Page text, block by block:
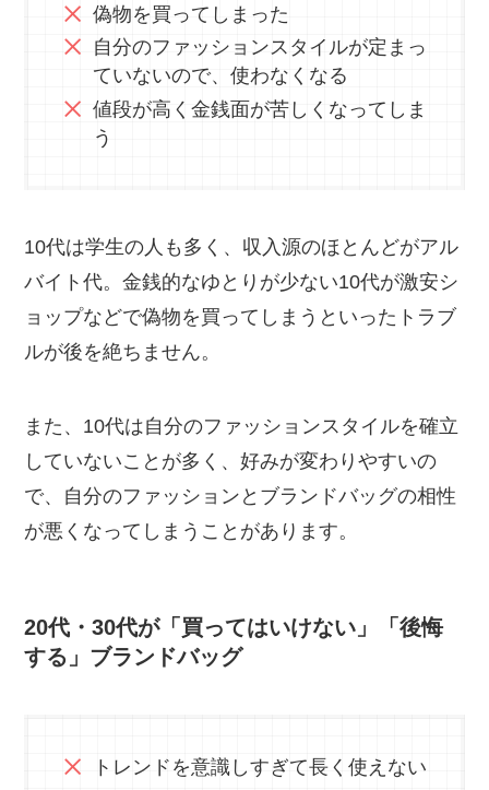
偽物を買ってしまった
自分のファッションスタイルが定まっ
ていないので、使わなくなる
値段が高く金銭面が苦しくなってしま
う
10代は学生の人も多く、収入源のほとんどがアル
バイト代。金銭的なゆとりが少ない10代が激安シ
ョップなどで偽物を買ってしまうといったトラブ
ルが後を絶ちません。
また、10代は自分のファッションスタイルを確立
していないことが多く、好みが変わりやすいの
で、自分のファッションとブランドバッグの相性
が悪くなってしまうことがあります。
20代・30代が「買ってはいけない」「後悔
する」ブランドバッグ
トレンドを意識しすぎて長く使えない